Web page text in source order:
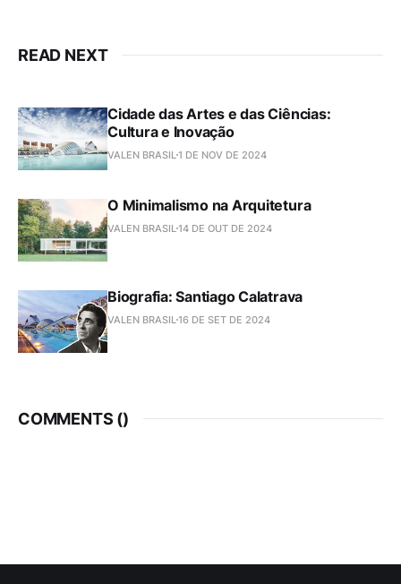
READ NEXT
Cidade das Artes e das Ciências:
Cultura e Inovação
VALEN BRASIL1 DE NOV DE 2024
O Minimalismo na Arquitetura
VALEN BRASIL14 DE OUT DE 2024
Biografia: Santiago Calatrava
VALEN BRASIL16 DE SET DE 2024
COMMENTS ()